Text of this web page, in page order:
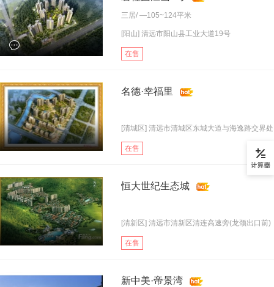
三居/ —105~124平米
[阳山] 清远市阳山县工业大道19号
在售
名德·幸福里
[清城区] 清远市清城区东城大道与海逸路交界处
在售
恒大世纪生态城
[清新区] 清远市清新区清连高速旁(龙颈出口前)
在售
新中美·帝景湾